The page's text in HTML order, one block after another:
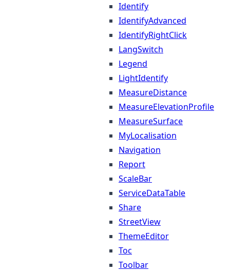
Identify
IdentifyAdvanced
IdentifyRightClick
LangSwitch
Legend
LightIdentify
MeasureDistance
MeasureElevationProfile
MeasureSurface
MyLocalisation
Navigation
Report
ScaleBar
ServiceDataTable
Share
StreetView
ThemeEditor
Toc
Toolbar